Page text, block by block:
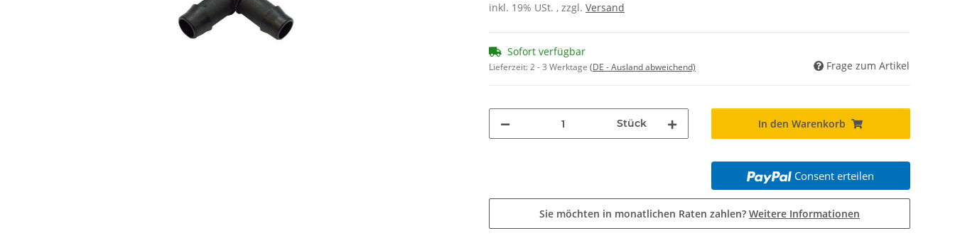
inkl. 19% USt. , zzgl. Versand
Sofort verfügbar
Lieferzeit:2 - 3 Werktage (DE - Ausland abweichend) Frage zum Artikel
Stück In den Warenkorb
Consent erteilen
Sie möchten in monatlichen Raten zahlen? Weitere Informationen